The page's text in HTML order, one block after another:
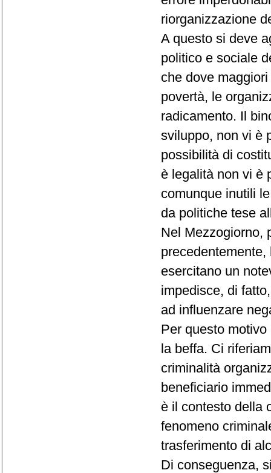
riorganizzazione
A questo si deve
politico e sociale
che dove
povertà, le
radicamento. Il
sviluppo, non vi è
possibilità di
è legalità non vi è
comunque inutili
da politiche tese
Nel Mezzogiorno,
esercitano un
impedisce, di
ad influenzare
Per questo
la beffa. Ci
criminalità
beneficiario
è il contesto della
fenomeno
trasferimento di
Di conseguenza,